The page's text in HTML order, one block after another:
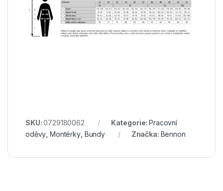
SKU:0729180062 Kategorie:Pracovní
oděvy ,Montérky, Bundy Značka: Bennon